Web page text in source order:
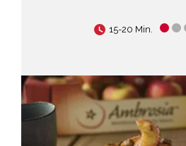
15-20 Min.